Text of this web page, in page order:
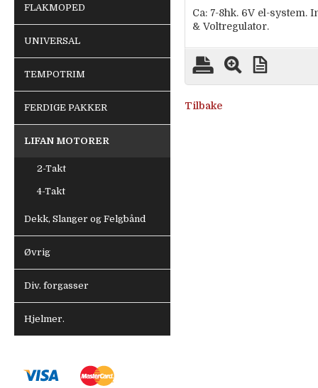
FLAKMOPED
UNIVERSAL
TEMPOTRIM
FERDIGE PAKKER
LIFAN MOTORER
2-Takt
4-Takt
Dekk, Slanger og Felgbånd
Øvrig
Div. forgasser
Hjelmer.
Ca: 7-8hk. 6V el-
& Voltregulator.
Tilbake